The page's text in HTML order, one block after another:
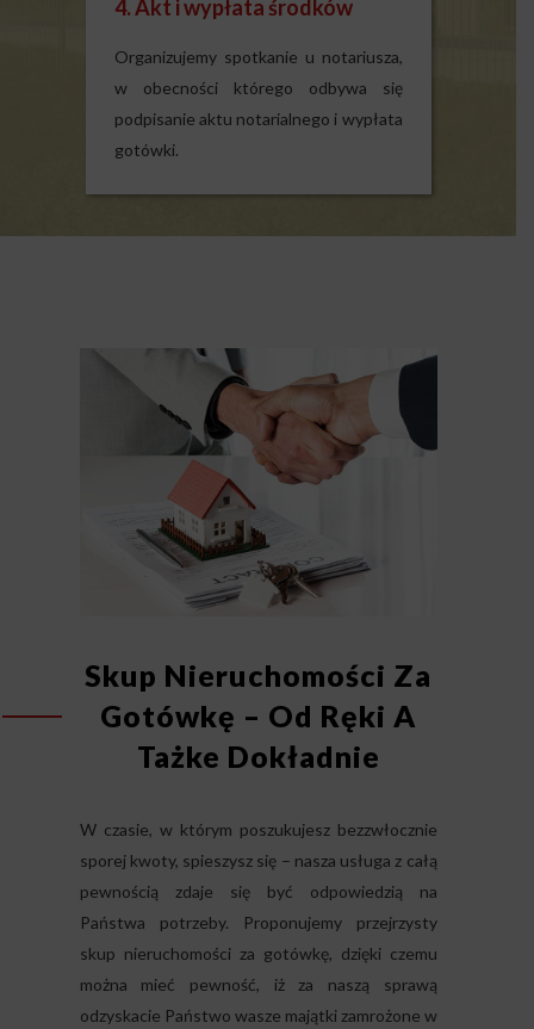
4. Akt i wypłata środków
Organizujemy spotkanie u notariusza,
w obecności którego odbywa się
podpisanie aktu notarialnego i wypłata
gotówki.
Skup Nieruchomości Za
Gotówkę – Od Ręki A
Tażke Dokładnie
W czasie, w którym poszukujesz bezzwłocznie
sporej kwoty, spieszysz się – nasza usługa z całą
pewnością zdaje się być odpowiedzią na
Państwa potrzeby. Proponujemy przejrzysty
skup nieruchomości za gotówkę, dzięki czemu
można mieć pewność, iż za naszą sprawą
odzyskacie Państwo wasze majątki zamrożone w